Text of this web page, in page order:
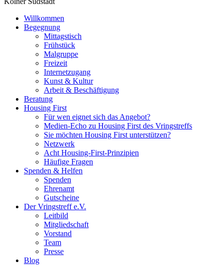
Willkommen
Begegnung
Mittagstisch
Frühstück
Malgruppe
Freizeit
Internetzugang
Kunst & Kultur
Arbeit & Beschäftigung
Beratung
Housing First
Für wen eignet sich das Angebot?
Medien-Echo zu Housing First des Vringstreffs
Sie möchten Housing First unterstützen?
Netzwerk
Acht Housing-First-Prinzipien
Häufige Fragen
Spenden & Helfen
Spenden
Ehrenamt
Gutscheine
Der Vringstreff e.V.
Leitbild
Mitgliedschaft
Vorstand
Team
Presse
Blog